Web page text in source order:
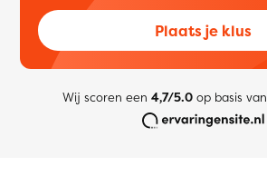
Plaats je klus
Wij scoren een 4,7/5.0op basis van